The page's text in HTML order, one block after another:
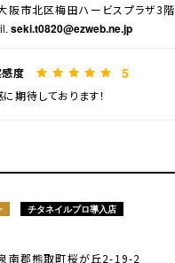
市北区梅田ハービスプラザ3階
seki.t0820@ezweb.ne.jp
感度 5
期待しております！
チタネイルプロ導入店
郡熊取町桜が丘2-19-2